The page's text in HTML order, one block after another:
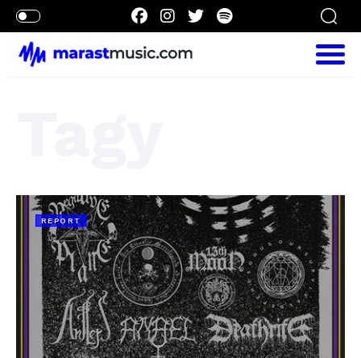
REPORT